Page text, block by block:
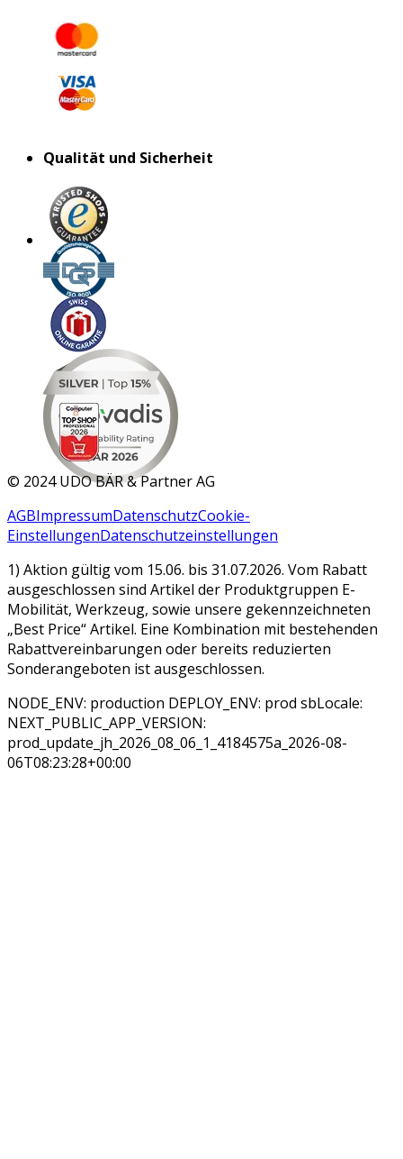
Qualität und Sicherheit
MAR 2026
© 2024 UDO BÄR & Partner AG
AGBImpressumDatenschutzCookie-
EinstellungenDatenschutzeinstellungen
1) Aktion gültig vom 15.06. bis 31.07.2026. Vom Rabatt
ausgeschlossen sind Artikel der Produktgruppen E-
Mobilität, Werkzeug, sowie unsere gekennzeichneten
„Best Price“ Artikel. Eine Kombination mit bestehenden
Rabattvereinbarungen oder bereits reduzierten
Sonderangeboten ist ausgeschlossen.
NODE_ENV: production DEPLOY_ENV: prod sbLocale:
NEXT_PUBLIC_APP_VERSION:
prod_update_jh_2026_08_06_1_4184575a_2026-08-
06T08:23:28+00:00